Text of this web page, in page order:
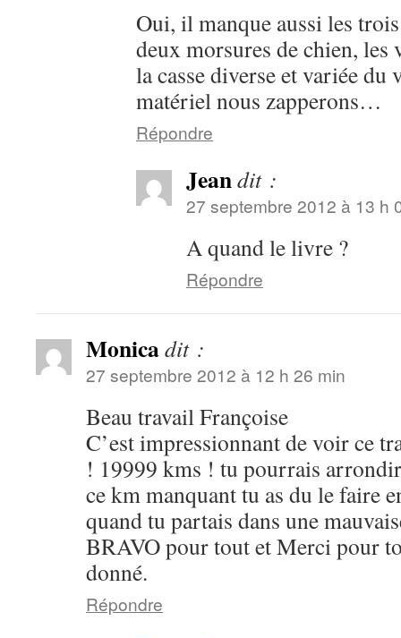
Oui, il manque aussi les
deux morsures de chien, les
la casse diverse et variée du
matériel nous zapperons…
Répondre
Jeandit :
27 septembre 2012 à 13 h
A quand le livre ?
Répondre
Monicadit :
27 septembre 2012 à 12 h 26 min
Beau travail Françoise
C’est impressionnant de voir ce
! 19999 kms ! tu pourrais
ce km manquant tu as du le faire
quand tu partais dans une
BRAVO pour tout et Merci pour
donné.
Répondre